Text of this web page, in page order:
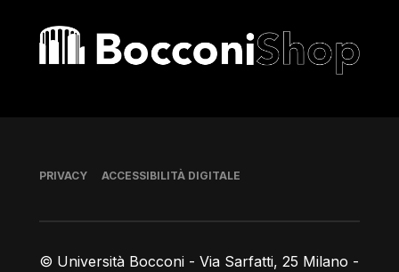
Bocconi shop
© Università Bocconi - Via Sarfatti, 25 Milano -
Piè di pagina
PRIVACY ACCESSIBILITÀ DIGITALE